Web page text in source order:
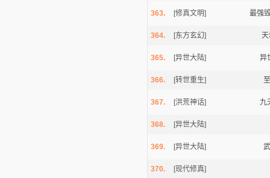
363. [修真文明] 最强
364. [东方玄幻] 天
365. [异世大陆] 异
366. [转世重生]
367. [洪荒神话] 九
368. [异世大陆]
369. [异世大陆]
370. [现代修真]